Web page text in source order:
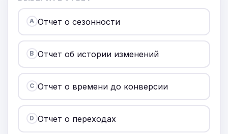
A Отчет о сезонности
B Отчет об истории изменений
C Отчет о времени до конверсии
D Отчет о переходах